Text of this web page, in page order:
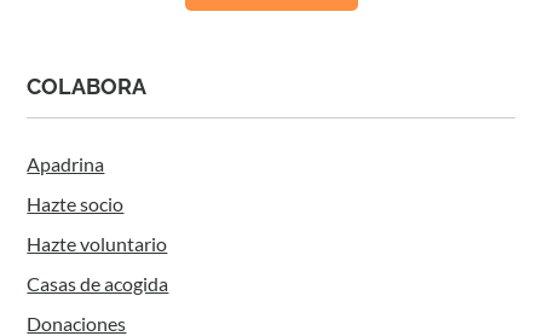
COLABORA
Apadrina
Hazte socio
Hazte voluntario
Casas de acogida
Donaciones